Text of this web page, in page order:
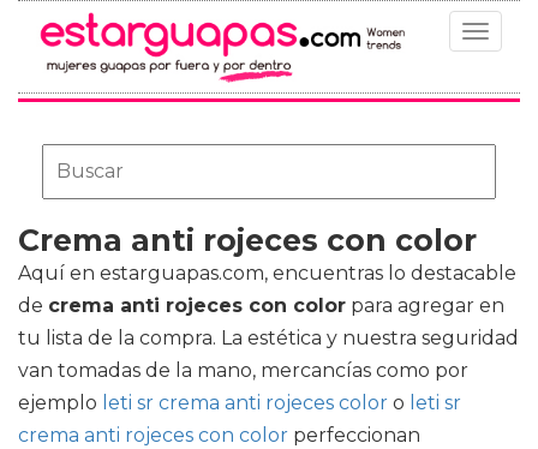
Toggle
Crema anti rojeces con color
Aquí en estarguapas.com, encuentras lo destacable
de crema anti rojeces con color para agregar en
tu lista de la compra. La estética y nuestra seguridad
van tomadas de la mano, mercancías como por
ejemplo leti sr crema anti rojeces color o leti sr
crema anti rojeces con color perfeccionan